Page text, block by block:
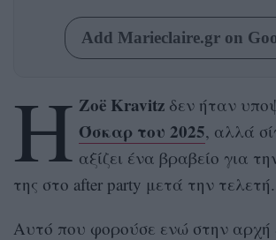
Add Marieclaire.gr on
Η Zoë Kravitzδεν ήταν
Όσκαρ του 2025, αλλά
αξίζει ένα βραβείο για
της στο after party μετά την τελετή.
Αυτό που φορούσε ενώ στην αρχή